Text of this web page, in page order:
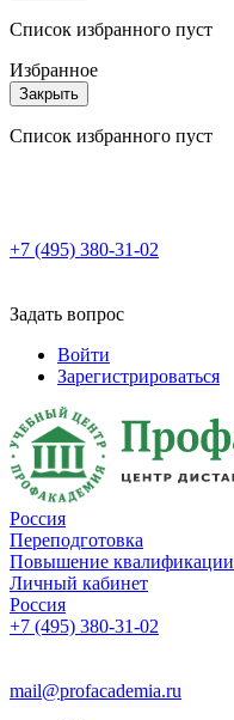
Список избранного пуст
Избранное
Закрыть
Список избранного пуст
+7 (495) 380-31-02
Задать вопрос
Войти
Зарегистрироваться
Россия
Переподготовка
Повышение квалификации
Личный кабинет
Россия
+7 (495) 380-31-02
mail@profacademia.ru